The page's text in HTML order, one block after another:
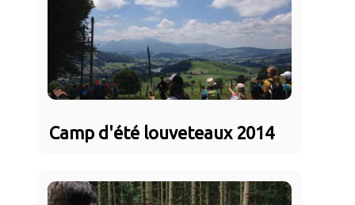
Camp d'été louveteaux 2014